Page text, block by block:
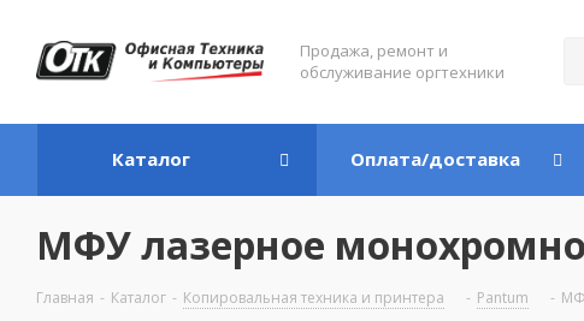
Продажа, ремонт и
обслуживание оргтехники
Каталог Оплата/доставка
МФУ лазерное
Главная - Каталог - Копировальная техника и принтера - Pantum -